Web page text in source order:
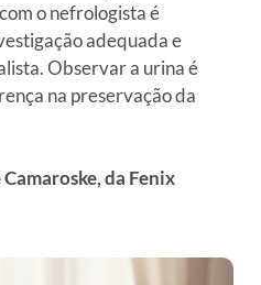
o nefrologista é
adequada e
Observar a urina é
na preservação da
da Fenix